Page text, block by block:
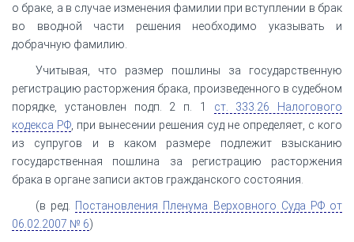
о браке, а в случае изменения фамилии при вступлении в брак
во вводной части решения необходимо указывать и
добрачную фамилию.
Учитывая, что размер пошлины за государственную
регистрацию расторжения брака, произведенного в судебном
порядке, установлен подп. 2 п. 1 ст. 333.26 Налогового
кодекса РФ , при вынесении решения суд не определяет, с кого
из супругов и в каком размере подлежит взысканию
государственная пошлина за регистрацию расторжения
брака в органе записи актов гражданского состояния.
(в ред. Постановления Пленума Верховного Суда РФ от
06.02.2007 № 6)